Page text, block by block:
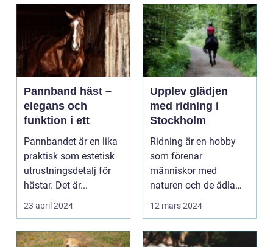
Pannband häst –
elegans och
funktion i ett
Pannbandet är en lika
praktisk som estetisk
utrustningsdetalj för
hästar. Det är...
23 april 2024
Upplev glädjen
med ridning i
Stockholm
Ridning är en hobby
som förenar
människor med
naturen och de ädla
djuren som &au...
12 mars 2024